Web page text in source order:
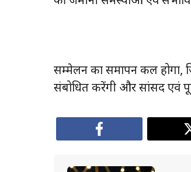
सम्मेलन का समापन कल होगा,
संबोधित करेंगी और सांसद एवं